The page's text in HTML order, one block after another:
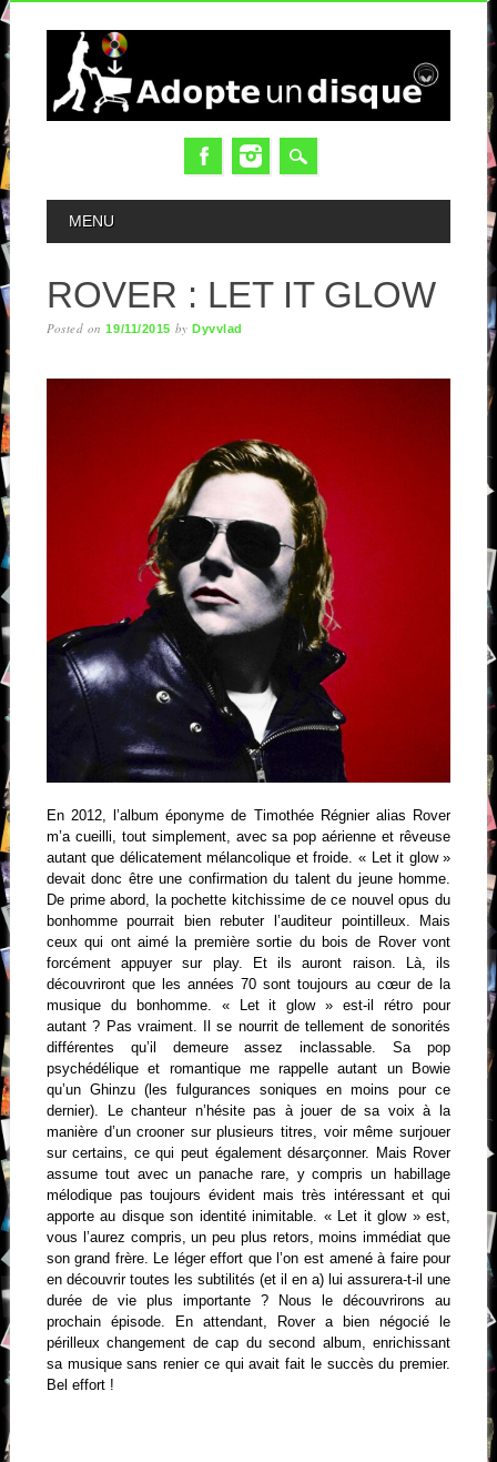
MAIN MENU
MENU
ROVER : LET IT GLOW
Posted on19/11/2015 byDyvvlad
En 2012, l’album éponyme de Timothée Régnier alias Rover
m’a cueilli, tout simplement, avec sa pop aérienne et rêveuse
autant que délicatement mélancolique et froide. « Let it glow »
devait donc être une confirmation du talent du jeune homme.
De prime abord, la pochette kitchissime de ce nouvel opus du
bonhomme pourrait bien rebuter l’auditeur pointilleux. Mais
ceux qui ont aimé la première sortie du bois de Rover vont
forcément appuyer sur play. Et ils auront raison. Là, ils
découvriront que les années 70 sont toujours au cœur de la
musique du bonhomme. « Let it glow » est-il rétro pour
autant ? Pas vraiment. Il se nourrit de tellement de sonorités
différentes qu’il demeure assez inclassable. Sa pop
psychédélique et romantique me rappelle autant un Bowie
qu’un Ghinzu (les fulgurances soniques en moins pour ce
dernier). Le chanteur n’hésite pas à jouer de sa voix à la
manière d’un crooner sur plusieurs titres, voir même surjouer
sur certains, ce qui peut également désarçonner. Mais Rover
assume tout avec un panache rare, y compris un habillage
mélodique pas toujours évident mais très intéressant et qui
apporte au disque son identité inimitable. « Let it glow » est,
vous l’aurez compris, un peu plus retors, moins immédiat que
son grand frère. Le léger effort que l’on est amené à faire pour
en découvrir toutes les subtilités (et il en a) lui assurera-t-il une
durée de vie plus importante ? Nous le découvrirons au
prochain épisode. En attendant, Rover a bien négocié le
périlleux changement de cap du second album, enrichissant
sa musique sans renier ce qui avait fait le succès du premier.
Bel effort !